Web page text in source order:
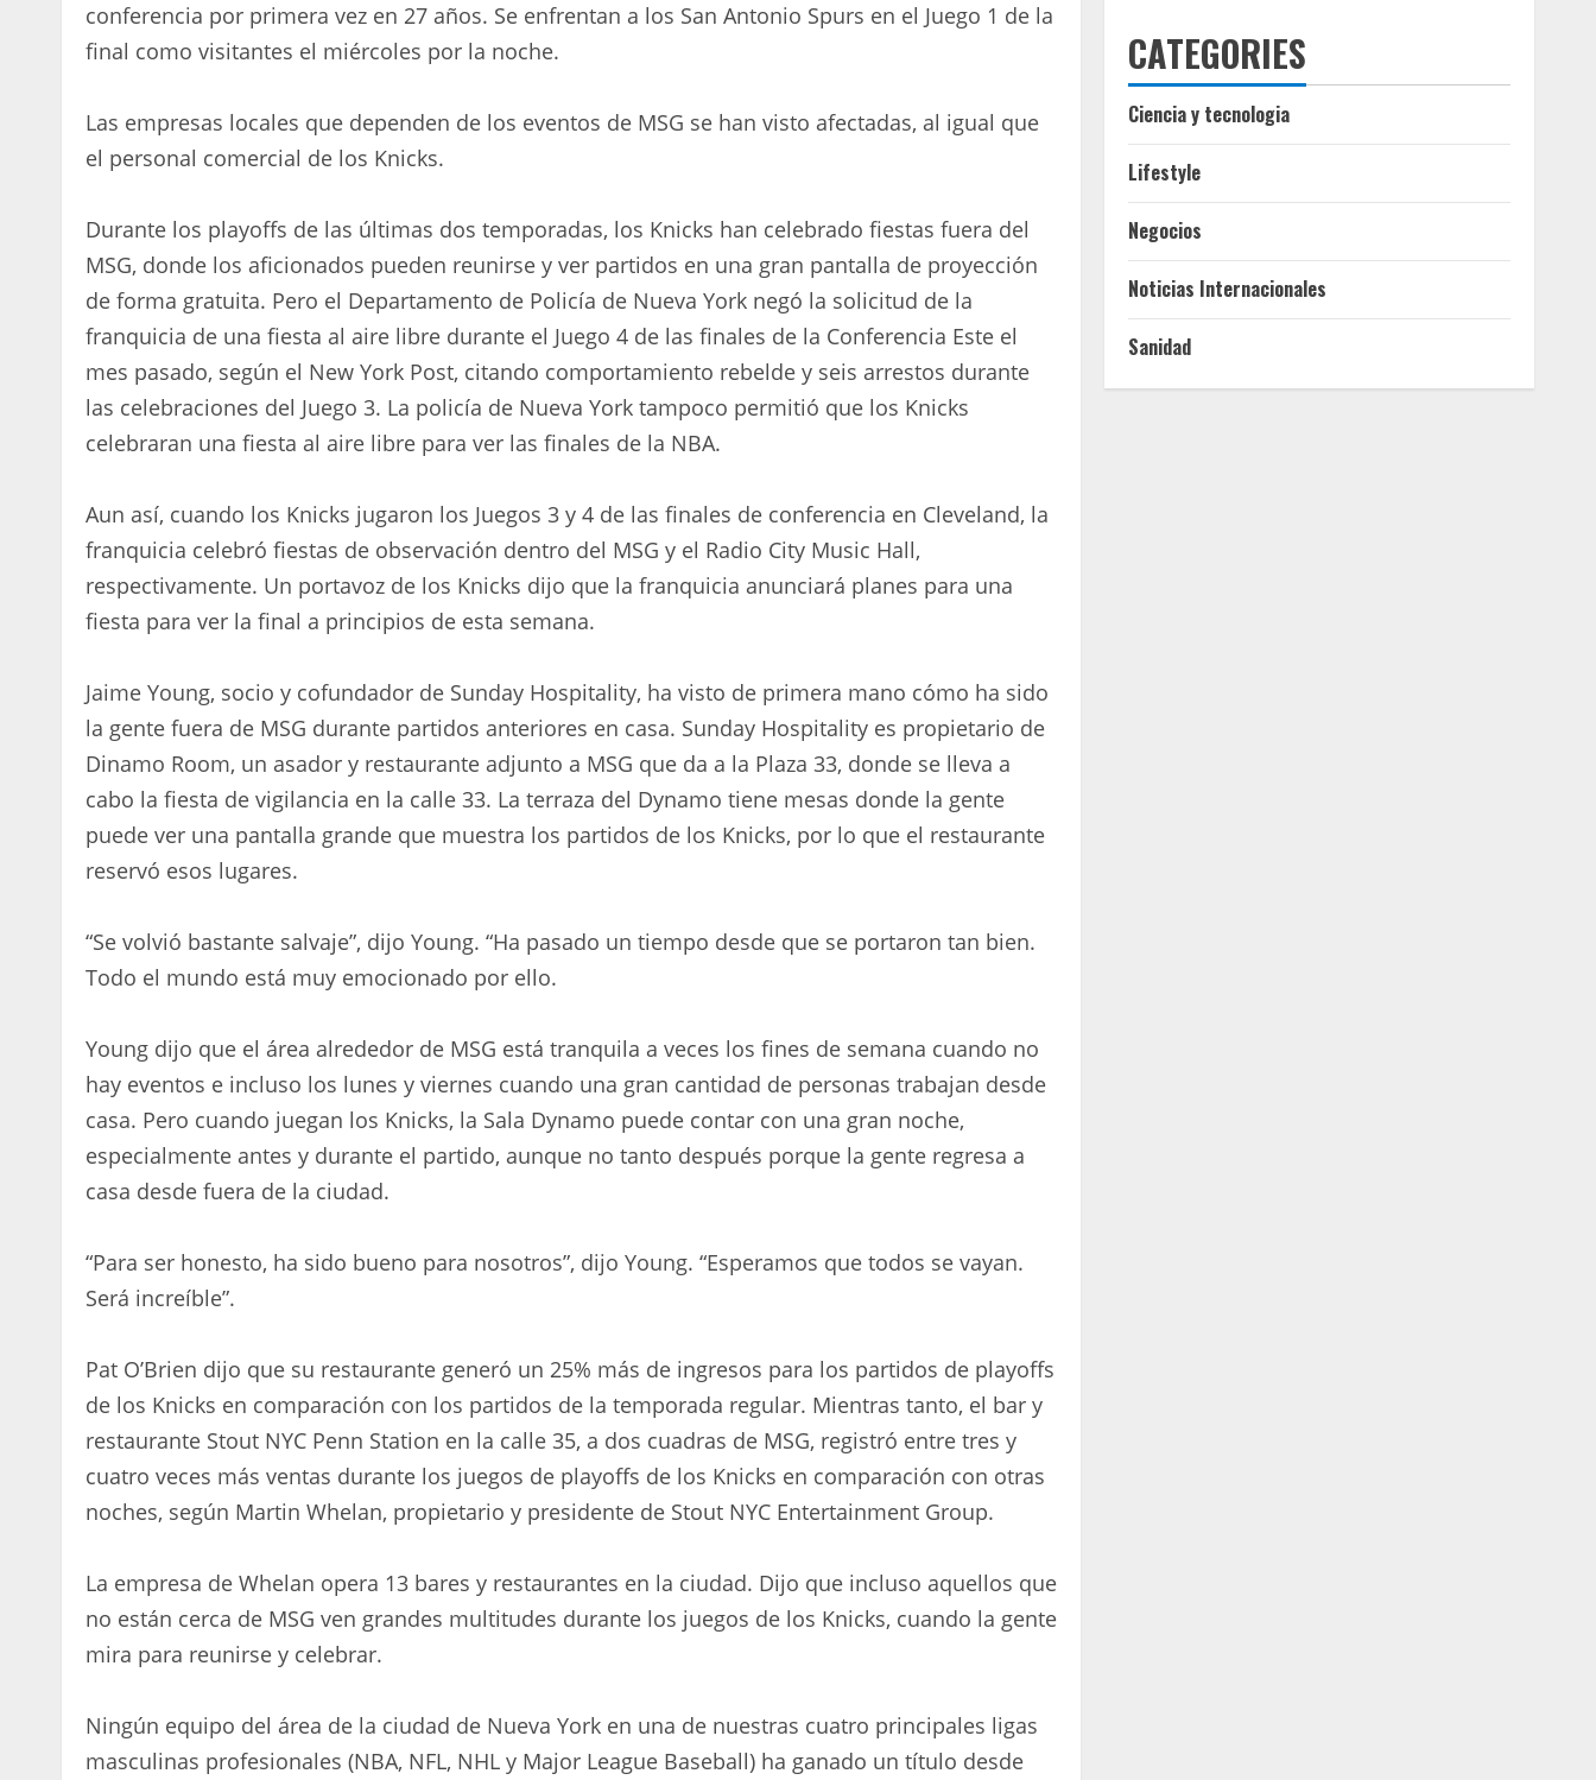
conferencia por primera vez en 27 años. Se enfrentan a los San Antonio Spurs en el Juego 1 de la
final como visitantes el miércoles por la noche.
Las empresas locales que dependen de los eventos de MSG se han visto afectadas, al igual que
el personal comercial de los Knicks.
Durante los playoffs de las últimas dos temporadas, los Knicks han celebrado fiestas fuera del
MSG, donde los aficionados pueden reunirse y ver partidos en una gran pantalla de proyección
de forma gratuita. Pero el Departamento de Policía de Nueva York negó la solicitud de la
franquicia de una fiesta al aire libre durante el Juego 4 de las finales de la Conferencia Este el
mes pasado, según el New York Post, citando comportamiento rebelde y seis arrestos durante
las celebraciones del Juego 3. La policía de Nueva York tampoco permitió que los Knicks
celebraran una fiesta al aire libre para ver las finales de la NBA.
Aun así, cuando los Knicks jugaron los Juegos 3 y 4 de las finales de conferencia en Cleveland, la
franquicia celebró fiestas de observación dentro del MSG y el Radio City Music Hall,
respectivamente. Un portavoz de los Knicks dijo que la franquicia anunciará planes para una
fiesta para ver la final a principios de esta semana.
Jaime Young, socio y cofundador de Sunday Hospitality, ha visto de primera mano cómo ha sido
la gente fuera de MSG durante partidos anteriores en casa. Sunday Hospitality es propietario de
Dinamo Room, un asador y restaurante adjunto a MSG que da a la Plaza 33, donde se lleva a
cabo la fiesta de vigilancia en la calle 33. La terraza del Dynamo tiene mesas donde la gente
puede ver una pantalla grande que muestra los partidos de los Knicks, por lo que el restaurante
reservó esos lugares.
“Se volvió bastante salvaje”, dijo Young. “Ha pasado un tiempo desde que se portaron tan bien.
Todo el mundo está muy emocionado por ello.
Young dijo que el área alrededor de MSG está tranquila a veces los fines de semana cuando no
hay eventos e incluso los lunes y viernes cuando una gran cantidad de personas trabajan desde
casa. Pero cuando juegan los Knicks, la Sala Dynamo puede contar con una gran noche,
especialmente antes y durante el partido, aunque no tanto después porque la gente regresa a
casa desde fuera de la ciudad.
“Para ser honesto, ha sido bueno para nosotros”, dijo Young. “Esperamos que todos se vayan.
Será increíble”.
Pat O’Brien dijo que su restaurante generó un 25% más de ingresos para los partidos de playoffs
de los Knicks en comparación con los partidos de la temporada regular. Mientras tanto, el bar y
restaurante Stout NYC Penn Station en la calle 35, a dos cuadras de MSG, registró entre tres y
cuatro veces más ventas durante los juegos de playoffs de los Knicks en comparación con otras
noches, según Martin Whelan, propietario y presidente de Stout NYC Entertainment Group.
La empresa de Whelan opera 13 bares y restaurantes en la ciudad. Dijo que incluso aquellos que
no están cerca de MSG ven grandes multitudes durante los juegos de los Knicks, cuando la gente
mira para reunirse y celebrar.
Ningún equipo del área de la ciudad de Nueva York en una de nuestras cuatro principales ligas
masculinas profesionales (NBA, NFL, NHL y Major League Baseball) ha ganado un título desde
CATEGORIES
Ciencia y tecnologia
Lifestyle
Negocios
Noticias Internacionales
Sanidad